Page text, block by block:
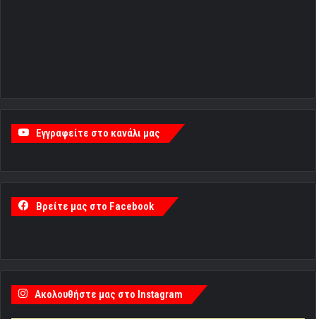
Εγγραφείτε στο κανάλι μας
Βρείτε μας στο Facebook
Ακολουθήστε μας στο Instagram